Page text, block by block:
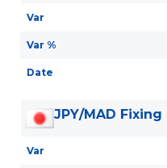
Var
Var %
Date
JPY/MAD Fixing
Var